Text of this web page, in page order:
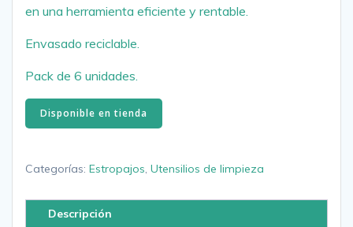
en una herramienta eficiente y rentable.
Envasado reciclable.
Pack de 6 unidades.
Disponible en tienda
Categorías: Estropajos, Utensilios de limpieza
Descripción